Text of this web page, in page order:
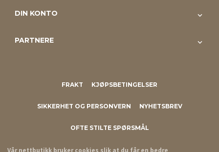
DIN KONTO
PARTNERE
FRAKT KJØPSBETINGELSER
SIKKERHET OG PERSONVERN NYHETSBREV
OFTE STILTE SPØRSMÅL